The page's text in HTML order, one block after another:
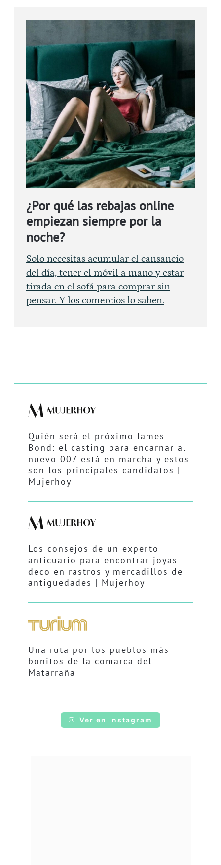
¿Por qué las rebajas online
empiezan siempre por la
noche?
Solo necesitas acumular el cansancio
del día, tener el móvil a mano y estar
tirada en el sofá para comprar sin
pensar. Y los comercios lo saben.
Quién será el próximo James
Bond: el casting para encarnar al
nuevo 007 está en marcha y estos
son los principales candidatos |
Mujerhoy
Los consejos de un experto
anticuario para encontrar joyas
deco en rastros y mercadillos de
antigüedades | Mujerhoy
Una ruta por los pueblos más
bonitos de la comarca del
Matarraña
Ver en Instagram